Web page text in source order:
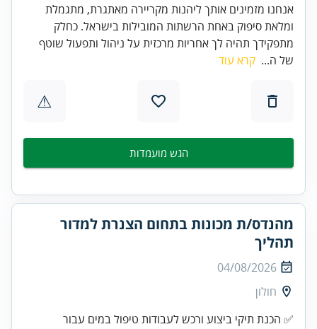
אנחנו מזמינים אותך ליהנות מקריירה מאתגרת, מתגמלת
ומלאת סיפוק באחת הרשתות המובילות בישראל. כחלק
מתפקידך תהיה לך אחריות מרכזית על ניהול ותפעול שוטף
של ה... קרא עוד
⚠
הגש מועמדות
מהנדס/ת מכונות בתחום הצנרת למדור
תהליך
04/08/2026
חולון
✅ הכנת תיקי ביצוע ורכש לעבודות טיפול במים עבור